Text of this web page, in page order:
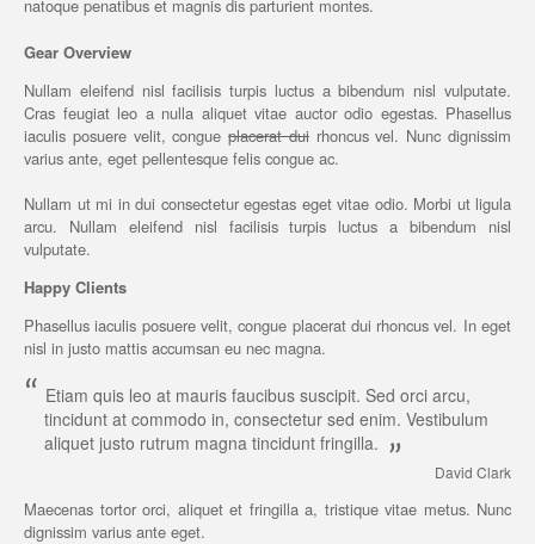
natoque penatibus et magnis dis parturient montes.
Gear Overview
Nullam eleifend nisl facilisis turpis luctus a bibendum nisl vulputate.
Cras feugiat leo a nulla aliquet vitae auctor odio egestas. Phasellus
iaculis posuere velit, congueplacerat duirhoncus vel. Nunc dignissim
varius ante, eget pellentesque felis congue ac.
Nullam ut mi in dui consectetur egestas eget vitae odio. Morbi ut ligula
arcu. Nullam eleifend nisl facilisis turpis luctus a bibendum nisl
vulputate.
Happy Clients
Phasellus iaculis posuere velit, congue placerat dui rhoncus vel. In eget
nisl in justo mattis accumsan eu nec magna.
“ Etiam quis leo at mauris faucibus suscipit. Sed orci arcu,
tincidunt at commodo in, consectetur sed enim. Vestibulum
aliquet justo rutrum magna tincidunt fringilla. ” David Clark
Maecenas tortor orci, aliquet et fringilla a, tristique vitae metus. Nunc
dignissim varius ante eget.